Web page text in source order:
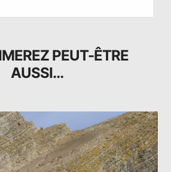
PEUT-ÊTRE
AUSSI…